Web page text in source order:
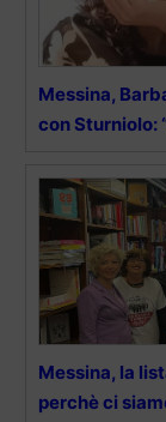
Messina,
con Sturniolo:
Messina, la
perchè ci